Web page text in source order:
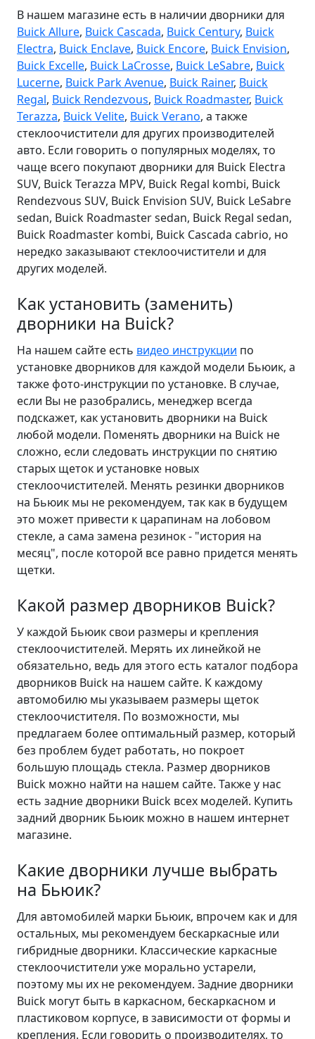
В нашем магазине есть в наличии дворники для
Buick Allure, Buick Cascada, Buick Century, Buick
Electra, Buick Enclave, Buick Encore, Buick Envision,
Buick Excelle, Buick LaCrosse, Buick LeSabre, Buick
Lucerne, Buick Park Avenue, Buick Rainer, Buick
Regal, Buick Rendezvous, Buick Roadmaster, Buick
Terazza, Buick Velite, Buick Verano, а также
стеклоочистители для других производителей
авто. Если говорить о популярных моделях, то
чаще всего покупают дворники для Buick Electra
SUV, Buick Terazza MPV, Buick Regal kombi, Buick
Rendezvous SUV, Buick Envision SUV, Buick LeSabre
sedan, Buick Roadmaster sedan, Buick Regal sedan,
Buick Roadmaster kombi, Buick Cascada cabrio, но
нередко заказывают стеклоочистители и для
других моделей.
Как установить (заменить)
дворники на Buick?
На нашем сайте есть видео инструкции по
установке дворников для каждой модели Бьюик, а
также фото-инструкции по установке. В случае,
если Вы не разобрались, менеджер всегда
подскажет, как установить дворники на Buick
любой модели. Поменять дворники на Buick не
сложно, если следовать инструкции по снятию
старых щеток и установке новых
стеклоочистителей. Менять резинки дворников
на Бьюик мы не рекомендуем, так как в будущем
это может привести к царапинам на лобовом
стекле, а сама замена резинок - "история на
месяц", после которой все равно придется менять
щетки.
Какой размер дворников Buick?
У каждой Бьюик свои размеры и крепления
стеклоочистителей. Мерять их линейкой не
обязательно, ведь для этого есть каталог подбора
дворников Buick на нашем сайте. К каждому
автомобилю мы указываем размеры щеток
стеклоочистителя. По возможности, мы
предлагаем более оптимальный размер, который
без проблем будет работать, но покроет
большую площадь стекла. Размер дворников
Buick можно найти на нашем сайте. Также у нас
есть задние дворники Buick всех моделей. Купить
задний дворник Бьюик можно в нашем интернет
магазине.
Какие дворники лучше выбрать
на Бьюик?
Для автомобилей марки Бьюик, впрочем как и для
остальных, мы рекомендуем бескаркасные или
гибридные дворники. Классические каркасные
стеклоочистители уже морально устарели,
поэтому мы их не рекомендуем. Задние дворники
Buick могут быть в каркасном, бескаркасном и
пластиковом корпусе, в зависимости от формы и
крепления. Если говорить о производителях, то